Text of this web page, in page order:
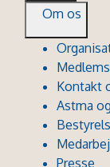
Om os
Kontakt
Astma
Presse